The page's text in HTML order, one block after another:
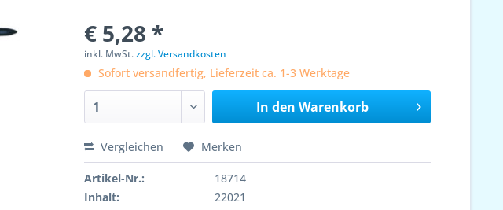
€ 5,28 *
inkl. MwSt.zzgl. Versandkosten
Sofort versandfertig, Lieferzeit ca. 1-3 Werktage
In den Warenkorb
Vergleichen Merken
Artikel-Nr.:
18714
Inhalt:
22021